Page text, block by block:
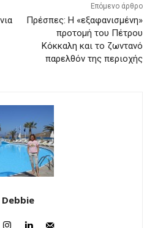
Επόμενο άρθρο
Πρέσπες: Η «εξαφανισμένη»
προτομή του Πέτρου
Κόκκαλη και το ζωντανό
παρελθόν της περιοχής
Debbie